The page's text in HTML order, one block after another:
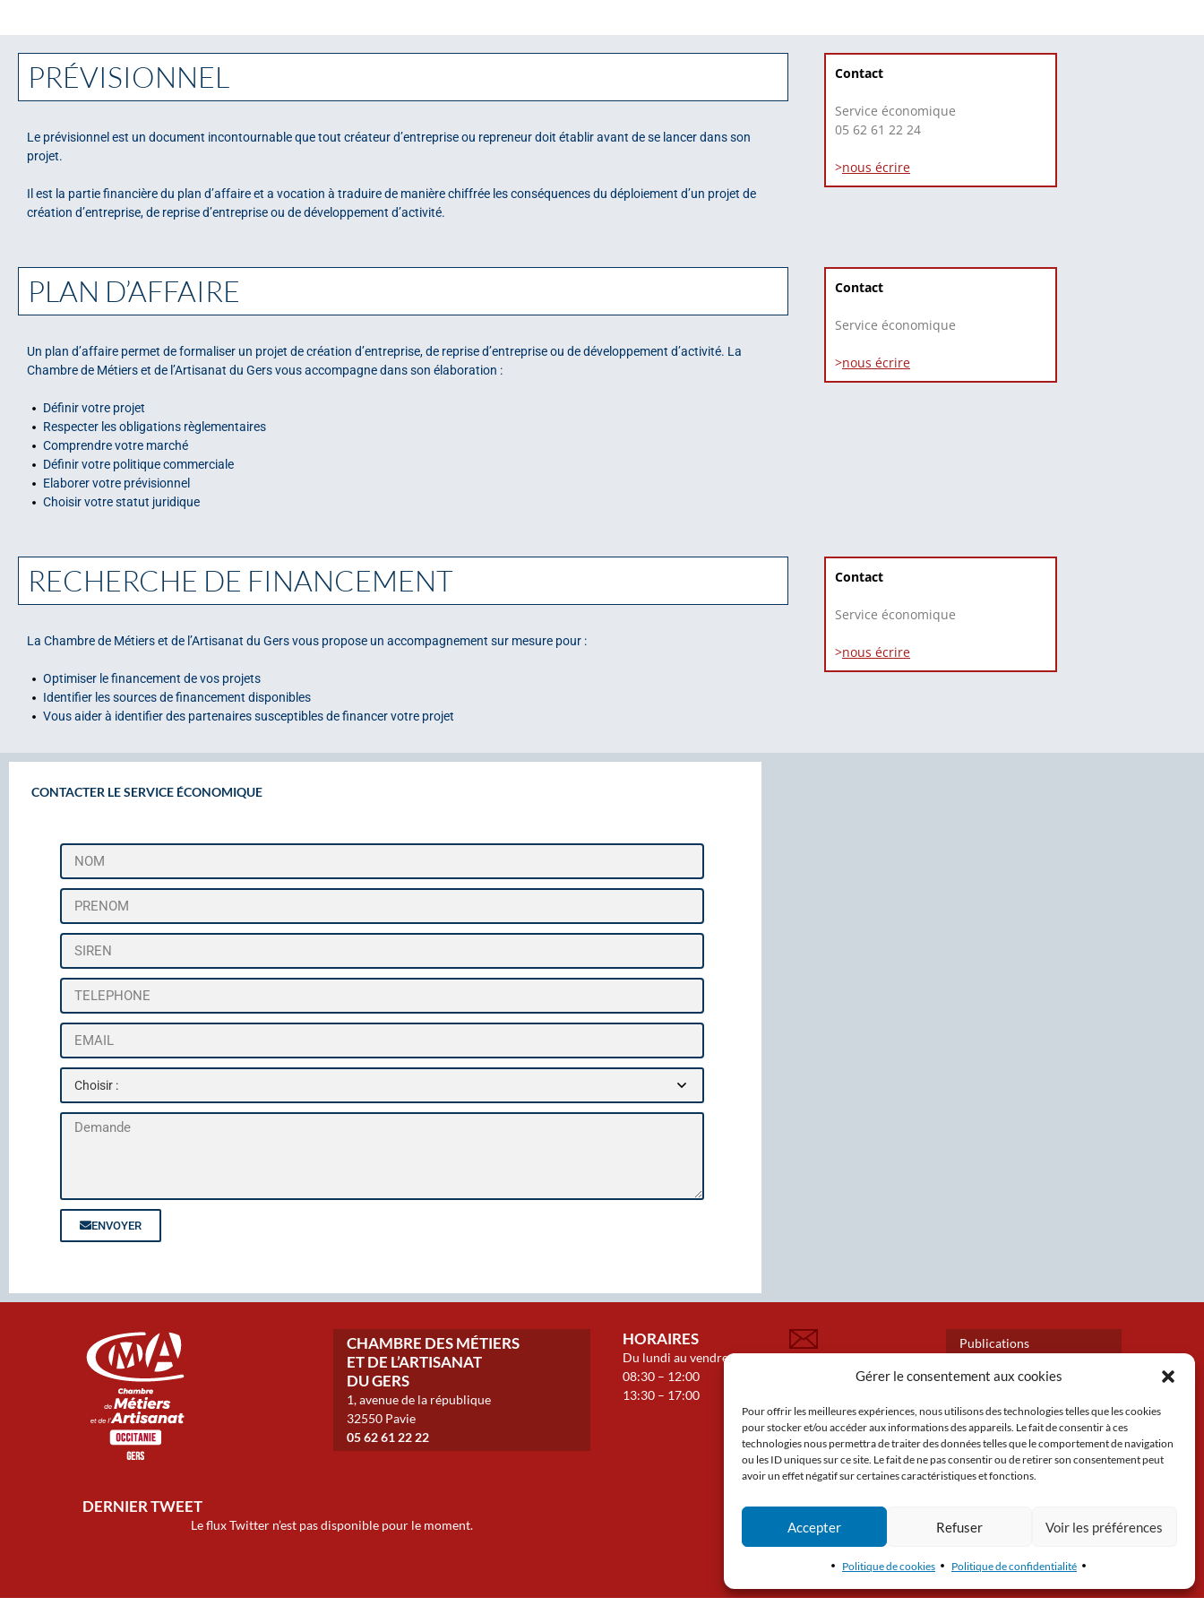
Gérer le consentement aux cookies
Pour offrir les meilleures expériences, nous utilisons des technologies telles que les cookies
pour stocker et/ou accéder aux informations des appareils. Le fait de consentir à ces
technologies nous permettra de traiter des données telles que le comportement de navigation
ou les ID uniques sur ce site. Le fait de ne pas consentir ou de retirer son consentement peut
avoir un effet négatif sur certaines caractéristiques et fonctions.
Accepter Refuser Voir les préférences
Politique de cookies Politique de confidentialité
PRÉVISIONNEL
Le prévisionnel est un document incontournable que tout créateur d’entreprise ou repreneur doit établir avant de se lancer dans son
projet.
Il est la partie financière du plan d’affaire et a vocation à traduire de manière chiffrée les conséquences du déploiement d’un projet de
création d’entreprise, de reprise d’entreprise ou de développement d’activité.
Contact
Service économique
05 62 61 22 24
>nous écrire
PLAN D’AFFAIRE
Un plan d’affaire permet de formaliser un projet de création d’entreprise, de reprise d’entreprise ou de développement d’activité. La
Chambre de Métiers et de l’Artisanat du Gers vous accompagne dans son élaboration :
Définir votre projet
Respecter les obligations règlementaires
Comprendre votre marché
Définir votre politique commerciale
Elaborer votre prévisionnel
Choisir votre statut juridique
Contact
Service économique
>nous écrire
RECHERCHE DE FINANCEMENT
La Chambre de Métiers et de l’Artisanat du Gers vous propose un accompagnement sur mesure pour :
Optimiser le financement de vos projets
Identifier les sources de financement disponibles
Vous aider à identifier des partenaires susceptibles de financer votre projet
Contact
Service économique
>nous écrire
CONTACTER LE SERVICE ÉCONOMIQUE
ENVOYER
CHAMBRE DES MÉTIERS
ET DE L’ARTISANAT
DU GERS
1, avenue de la république
32550 Pavie
05 62 61 22 22
HORAIRES
Du lundi au vendredi
08:30 – 12:00
13:30 – 17:00
CONTACTER
SUIVEZ-NOUS
Publications
Actualités
Politique de confidentialité
Politique de cookies
Plan du site
DERNIER TWEET
Le flux Twitter n’est pas disponible pour le moment.